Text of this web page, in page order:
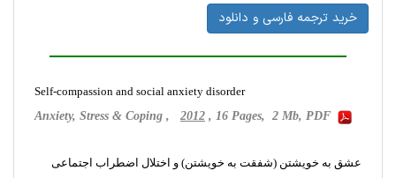
خرید ترجمه فارسی و دانلود
Self-compassion and social anxiety disorder
Anxiety, Stress & Coping , 2012 , 16 Pages, 2 Mb, PDF
عشق به خویشتن (شفقت به خویشتن) و اختلال اضطراب اجتماعی